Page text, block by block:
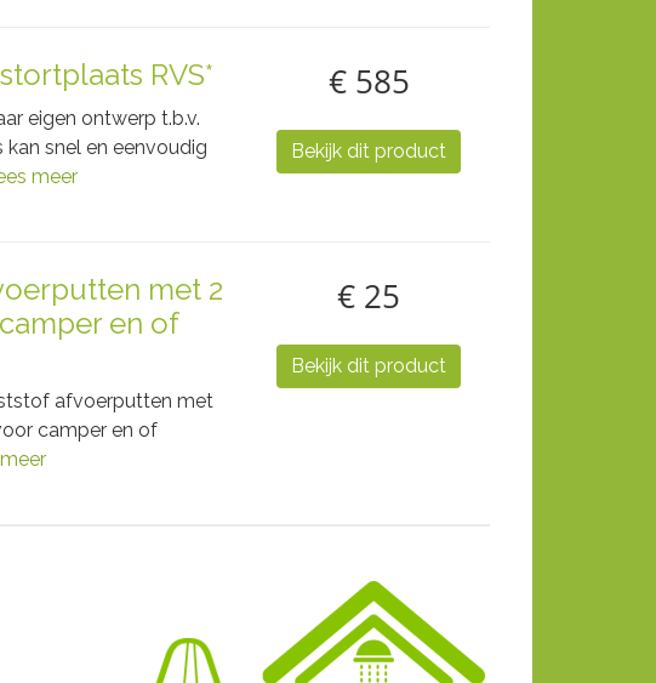
RVS*
eigen ontwerp t.b.v.
snel en eenvoudig
meer
€ 585
Bekijk dit product
met 2
en of
afvoerputten met
camper en of
€ 25
Bekijk dit product